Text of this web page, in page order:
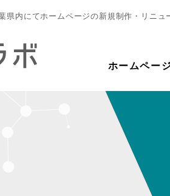
内にてホームページの新規制作・リニュ
ホームペー